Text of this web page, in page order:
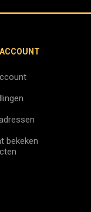
bekeken